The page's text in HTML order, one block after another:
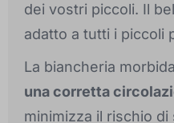
dei vostri piccoli. Il
adatto a tutti i piccoli
La biancheria
una corretta
minimizza il rischio